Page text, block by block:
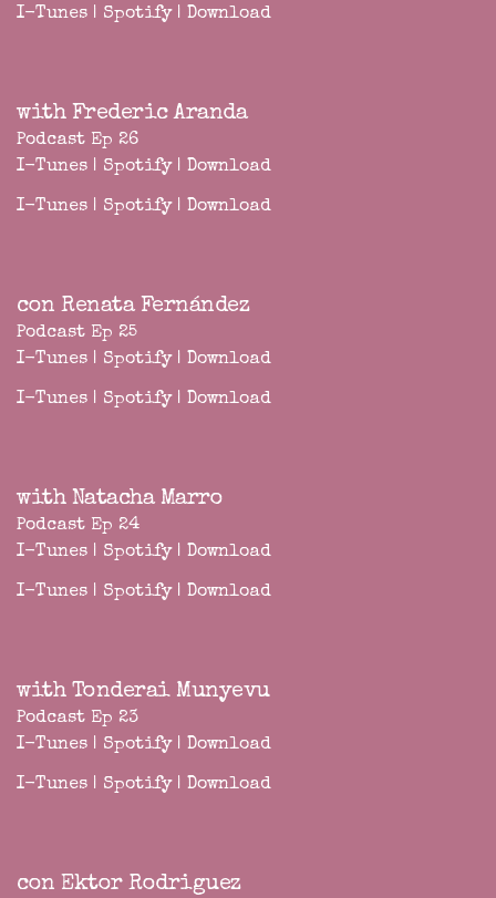
I-Tunes | Spotify| Download
with Frederic Aranda
Podcast Ep 26
I-Tunes | Spotify| Download
I-Tunes | Spotify| Download
con Renata Fernández
Podcast Ep 25
I-Tunes | Spotify| Download
I-Tunes | Spotify| Download
with Natacha Marro
Podcast Ep 24
I-Tunes | Spotify| Download
I-Tunes | Spotify| Download
with Tonderai Munyevu
Podcast Ep 23
I-Tunes | Spotify| Download
I-Tunes | Spotify| Download
con Ektor Rodriguez